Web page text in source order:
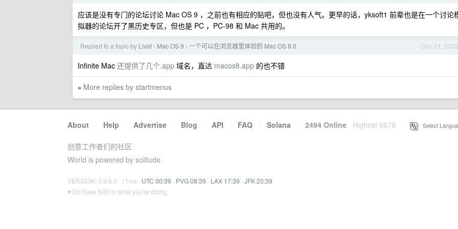
应该是没有专门的论坛讨论 Mac OS 9 ，之前也有相应的贴吧，但也没有人气。更早的话，yksoft1 前辈也是在一个讨论
拟器的论坛开了黑历史专区，但也是 PC ，PC-98 和 Mac 共用的。
Dec 21, 2023
Replied to a topic by Livid › Mac OS 9 › 一个可以在浏览器里体验的 Mac OS 8.0
Infinite Mac 还提供了几个.app 域名，直达 macos8.app 的也不错
» More replies by startmenus
About · Help · Advertise · Blog · API · FAQ · Solana · 2494 Online Highest 6679 Select
创意工作者们的社区
World is powered by solitude
VERSION: 3.9.8.5 · 11ms · UTC 00:39 · PVG 08:39 · LAX 17:39 · JFK 20:39
♥ Do have faith in what you're doing.